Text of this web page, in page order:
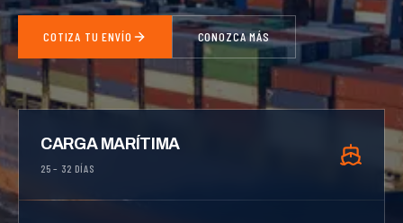
COTIZA TU ENVÍO CONOZCA MÁS
CARGA MARÍTIMA
25 – 32 DÍAS